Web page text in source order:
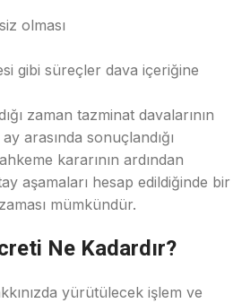
olması
gibi süreçler dava içeriğine
zaman tazminat davalarının
arasında sonuçlandığı
kararının ardından
aşamaları hesap edildiğinde bir
mümkündür.
Ne Kadardır?
yürütülecek işlem ve